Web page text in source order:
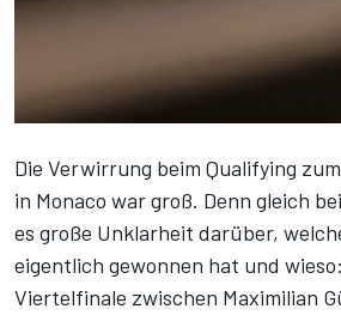
Die Verwirrung beim Qualifying
in Monaco war groß. Denn gleich
es große Unklarheit darüber,
eigentlich gewonnen hat und
Viertelfinale zwischen Maximilian